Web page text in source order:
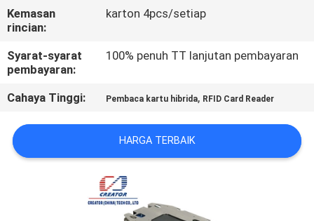
KONTROL
KUALITAS
HUBUNGI
PERMINTAAN
PENAWARAN
Kemasan
rincian:
karton 4pcs/setiap
Syarat-syarat
pembayaran:
100% penuh TT lanjutan pembayaran
Cahaya Tinggi: Pembaca kartu hibrida, RFID Card Reader
HARGA TERBAIK